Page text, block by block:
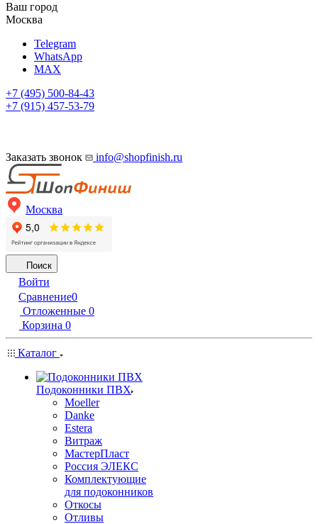
Ваш город
Москва
Telegram
WhatsApp
MAX
+7 (495) 500-84-43
+7 (915) 457-53-79
Заказать звонок info@shopfinish.ru
Москва
Поиск
Войти
Сравнение0
Отложенные 0
Корзина 0
Каталог
Подоконники ПВХ
Moeller
Danke
Estera
Витраж
МастерПласт
Россия ЭЛЕКС
Комплектующие
для подоконников
Откосы
Отливы